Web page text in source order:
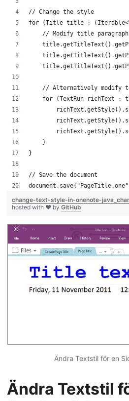
// Change the style
for (Title title :
// Modify title
// Alternatively modify
for (TextRun richText :
    }
}
// Save the document
change-text-style-in-onenote-
hosted with ❤ by GitHub
Ändra Textstil för en
Ändra Textstil